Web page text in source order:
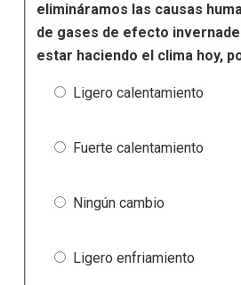
elimináramos las causas
de gases de efecto
estar haciendo el clima hoy,
Ligero calentamiento
Fuerte calentamiento
Ningún cambio
Ligero enfriamiento